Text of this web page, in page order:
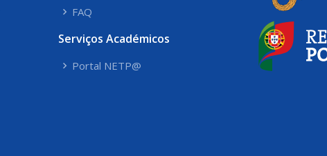
FAQ
Serviços Académicos
Portal NETP@